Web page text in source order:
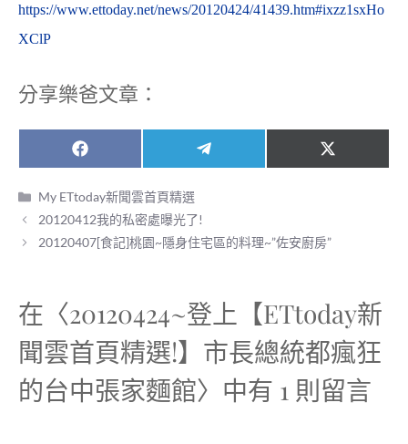
https://www.ettoday.net/news/20120424/41439.htm#ixzz1sxHo
XClP
分享樂爸文章：
Share
on
F
a
c
e
b
o
Share
on
e
r
a
Share
on
X
(
分
類
My ETtoday新聞雲首頁精選
20120412我的私密處曝光了!
20120407[食記]桃園~隱身住宅區的料理~”佐安廚房”
在〈20120424~登上【ETtoday新
聞雲首頁精選!】市長總統都瘋狂
的台中張家麵館〉中有 1 則留言